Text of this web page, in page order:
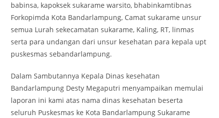
babinsa, kapoksek sukarame warsito, bhabinkamtibnas
Forkopimda Kota Bandarlampung, Camat sukarame unsur
semua Lurah sekecamatan sukarame, Kaling, RT, linmas
serta para undangan dari unsur kesehatan para kepala upt
puskesmas sebandarlampung.
Dalam Sambutannya Kepala Dinas kesehatan
Bandarlampung Desty Megaputri menyampaikan memulai
laporan ini kami atas nama dinas kesehatan beserta
seluruh Puskesmas ke Kota Bandarlampung Sukarame